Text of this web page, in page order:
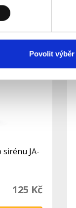
Povolit výběr
Do košíku
sirénu JA-
125 Kč